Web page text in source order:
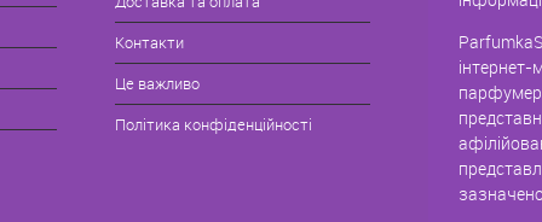
Контакти
Це важливо
Політика конфіденційності